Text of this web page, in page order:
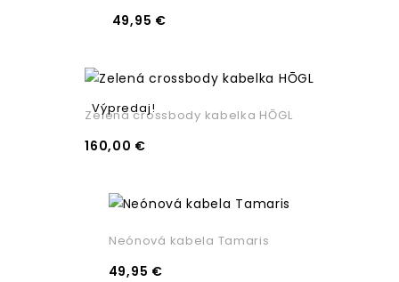
49,95 €
Zelená crossbody kabelka HŌGL
160,00 €
Výpredaj!
Neónová kabela Tamaris
49,95 €